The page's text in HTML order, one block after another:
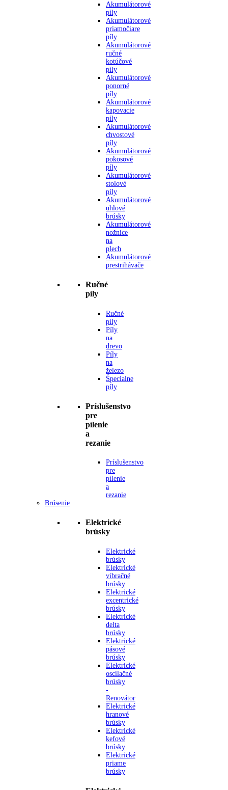
Akumulátorové
píly
Akumulátorové
priamočiare
píly
Akumulátorové
ručné
kotúčové
píly
Akumulátorové
ponorné
píly
Akumulátorové
kapovacie
píly
Akumulátorové
chvostové
píly
Akumulátorové
pokosové
píly
Akumulátorové
stolové
píly
Akumulátorové
uhlové
brúsky
Akumulátorové
nožnice
na
plech
Akumulátorové
prestrihávače
Ručné
píly
Ručné
píly
Píly
na
drevo
Píly
na
železo
Špecialne
píly
Príslušenstvo
pre
pílenie
a
rezanie
Príslušenstvo
pre
pílenie
a
rezanie
Brúsenie
Elektrické
brúsky
Elektrické
brúsky
Elektrické
vibračné
brúsky
Elektrické
excentrické
brúsky
Elektrické
delta
brúsky
Elektrické
pásové
brúsky
Elektrické
oscilačné
brúsky
-
Renovátor
Elektrické
hranové
brúsky
Elektrické
kefové
brúsky
Elektrické
priame
brúsky